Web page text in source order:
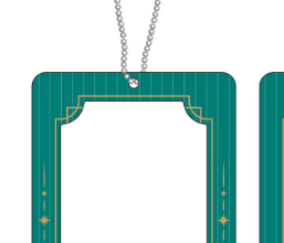
映画ちいかわ
じゅじゅフェス 2026
薬屋のひとりごと 夏の園遊会
名探偵コナン
アニメ『僕のヒーローアカデミ